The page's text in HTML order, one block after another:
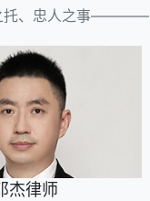
、忠人之事————
杰律师